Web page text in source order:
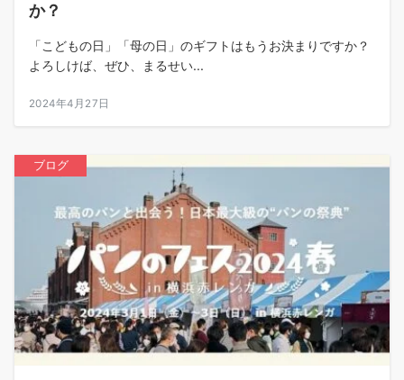
か？
「こどもの日」「母の日」のギフトはもうお決まりですか？
よろしけば、ぜひ、まるせい...
2024年4月27日
ブログ